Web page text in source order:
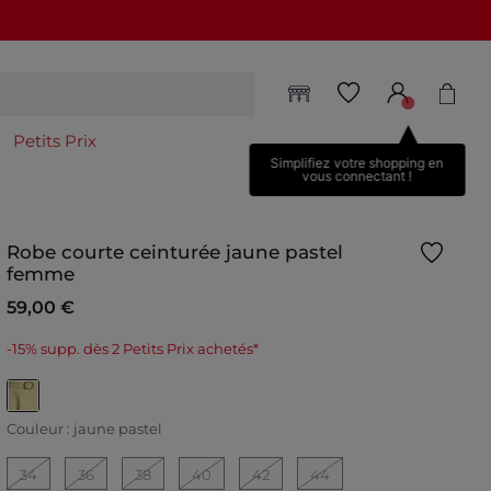
Simplifiez votre shopping en
vous connectant !
Petits Prix
Robe courte ceinturée jaune pastel
femme
59,00 €
-15% supp. dès 2 Petits Prix achetés*
selected
Couleur : jaune pastel
34 36 38 40 42 44